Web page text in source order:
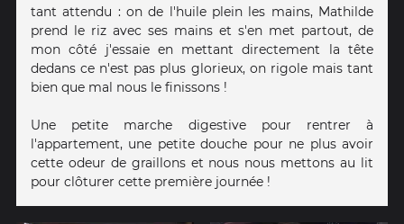
tant attendu : on de l'huile plein les mains, Mathilde
prend le riz avec ses mains et s'en met partout, de
mon côté j'essaie en mettant directement la tête
dedans ce n'est pas plus glorieux, on rigole mais tant
bien que mal nous le finissons !
Une petite marche digestive pour rentrer à
l'appartement, une petite douche pour ne plus avoir
cette odeur de graillons et nous nous mettons au lit
pour clôturer cette première journée !